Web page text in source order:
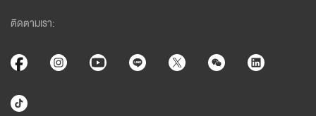
ติดตามเรา: